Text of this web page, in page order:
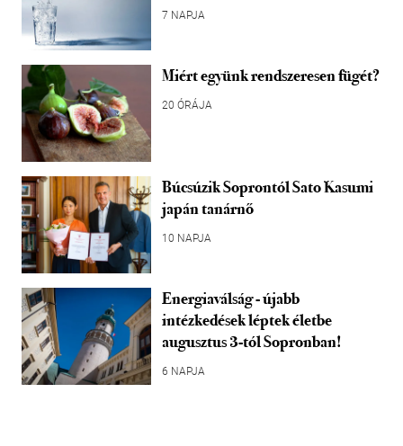
7 NAPJA
Miért együnk rendszeresen fügét?
20 ÓRÁJA
Búcsúzik Soprontól Sato Kasumi
japán tanárnő
10 NAPJA
Energiaválság - újabb
intézkedések léptek életbe
augusztus 3-tól Sopronban!
6 NAPJA